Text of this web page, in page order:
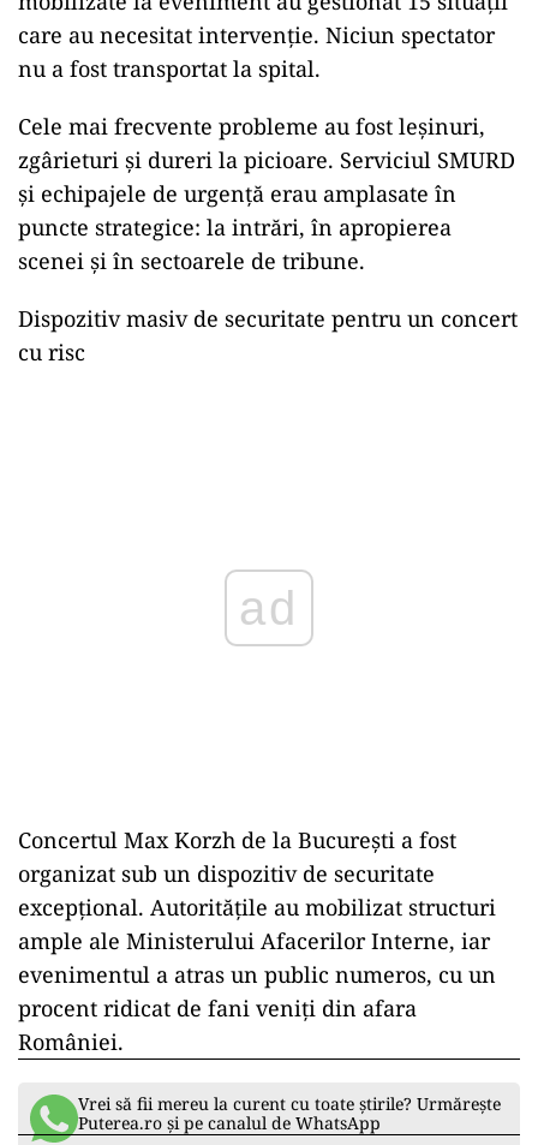
care au necesitat intervenție. Niciun spectator
nu a fost transportat la spital.
Cele mai frecvente probleme au fost leșinuri,
zgârieturi și dureri la picioare. Serviciul SMURD
și echipajele de urgență erau amplasate în
puncte strategice: la intrări, în apropierea
scenei și în sectoarele de tribune.
Dispozitiv masiv de securitate pentru un concert
cu risc
ad
Concertul Max Korzh de la București a fost
organizat sub un dispozitiv de securitate
excepțional. Autoritățile au mobilizat structuri
ample ale Ministerului Afacerilor Interne, iar
evenimentul a atras un public numeros, cu un
procent ridicat de fani veniți din afara
României.
Vrei să fii mereu la curent cu toate știrile? Urmărește
Puterea.ro și pe canalul de WhatsApp